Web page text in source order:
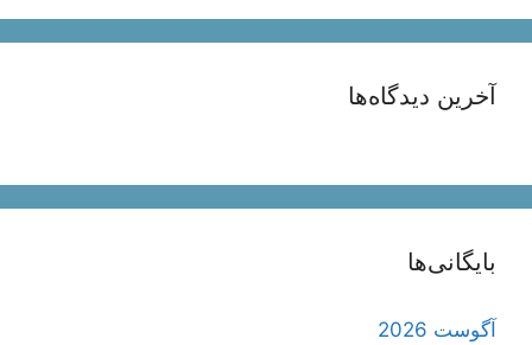
آخرین دیدگاه‌ها
بایگانی‌ها
آگوست 2026